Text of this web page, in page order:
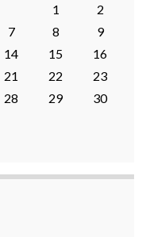
1
2
7 8
9
14 15
16
21 22
23
28 29
30